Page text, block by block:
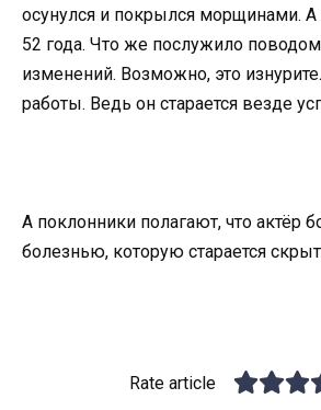
осунулся и покрылся морщинами.
52 года. Что же послужило поводом
изменений. Возможно, это
работы. Ведь он старается везде
А поклонники полагают, что актёр
болезнью, которую старается
Rate article